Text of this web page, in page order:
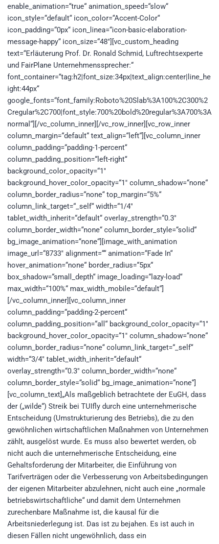
enable_animation=“true“ animation_speed=“slow“
icon_style=“default“ icon_color=“Accent-Color“
icon_padding=“0px“ icon_linea=“icon-basic-elaboration-
message-happy“ icon_size=“48″][vc_custom_heading
text=“Erläuterung Prof. Dr. Ronald Schmid, Luftrechtsexperte
und FairPlane Unternehmenssprecher:“
font_container=“tag:h2|font_size:34px|text_align:center|line_he
ight:44px“
google_fonts=“font_family:Roboto%20Slab%3A100%2C300%2
Cregular%2C700|font_style:700%20bold%20regular%3A700%3A
normal“][/vc_column_inner][/vc_row_inner][vc_row_inner
column_margin=“default“ text_align=“left“][vc_column_inner
column_padding=“padding-1-percent“
column_padding_position=“left-right“
background_color_opacity=“1″
background_hover_color_opacity=“1″ column_shadow=“none“
column_border_radius=“none“ top_margin=“5%“
column_link_target=“_self“ width=“1/4″
tablet_width_inherit=“default“ overlay_strength=“0.3″
column_border_width=“none“ column_border_style=“solid“
bg_image_animation=“none“][image_with_animation
image_url=“8733″ alignment=““ animation=“Fade In“
hover_animation=“none“ border_radius=“5px“
box_shadow=“small_depth“ image_loading=“lazy-load“
max_width=“100%“ max_width_mobile=“default“]
[/vc_column_inner][vc_column_inner
column_padding=“padding-2-percent“
column_padding_position=“all“ background_color_opacity=“1″
background_hover_color_opacity=“1″ column_shadow=“none“
column_border_radius=“none“ column_link_target=“_self“
width=“3/4″ tablet_width_inherit=“default“
overlay_strength=“0.3″ column_border_width=“none“
column_border_style=“solid“ bg_image_animation=“none“]
[vc_column_text]„Als maßgeblich betrachtete der EuGH, dass
der („wilde“) Streik bei TUIfly durch eine unternehmerische
Entscheidung (Umstrukturierung des Betriebs), die zu den
gewöhnlichen wirtschaftlichen Maßnahmen von Unternehmen
zählt, ausgelöst wurde. Es muss also bewertet werden, ob
nicht auch die unternehmerische Entscheidung, eine
Gehaltsforderung der Mitarbeiter, die Einführung von
Tarifverträgen oder die Verbesserung von Arbeitsbedingungen
der eigenen Mitarbeiter abzulehnen, nicht auch eine „normale
betriebswirtschaftliche“ und damit dem Unternehmen
zurechenbare Maßnahme ist, die kausal für die
Arbeitsniederlegung ist. Das ist zu bejahen. Es ist auch in
diesen Fällen nicht ungewöhnlich, dass ein